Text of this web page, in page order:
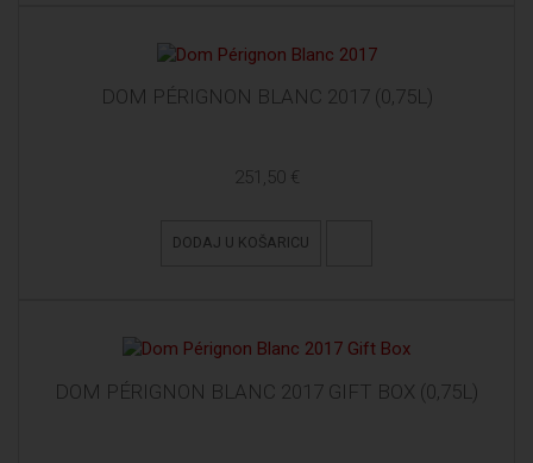
DOM PÉRIGNON BLANC 2017 (0,75L)
251,50 €
DODAJ U KOŠARICU
DOM PÉRIGNON BLANC 2017 GIFT BOX (0,75L)